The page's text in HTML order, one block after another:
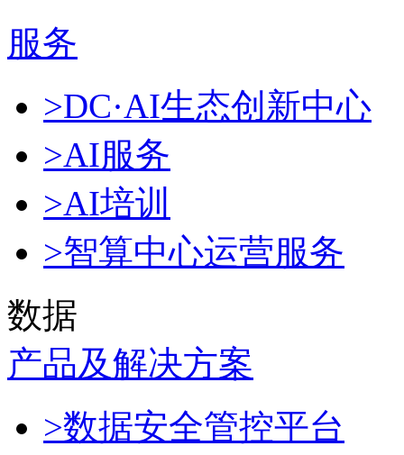
服务
>DC·AI生态创新中心
>AI服务
>AI培训
>智算中心运营服务
数据
产品及解决方案
>数据安全管控平台